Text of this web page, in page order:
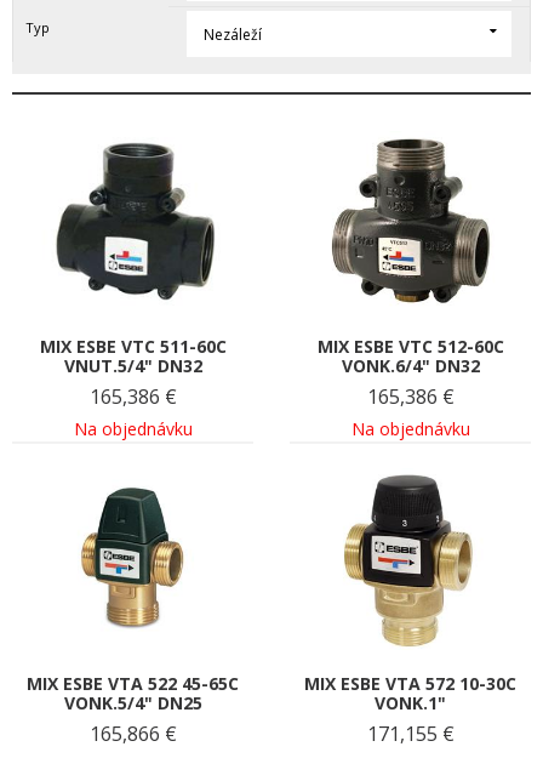
Typ Nezáleží
MIX ESBE VTC 511-60C
VNUT.5/4" DN32
165,386 €
Na objednávku
MIX ESBE VTC 512-60C
VONK.6/4" DN32
165,386 €
Na objednávku
MIX ESBE VTA 522 45-65C
VONK.5/4" DN25
165,866 €
MIX ESBE VTA 572 10-30C
VONK.1"
171,155 €